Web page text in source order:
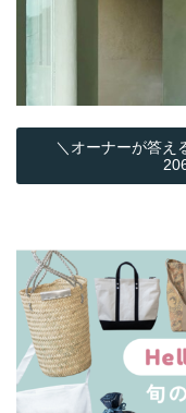
＼オーナーが答え